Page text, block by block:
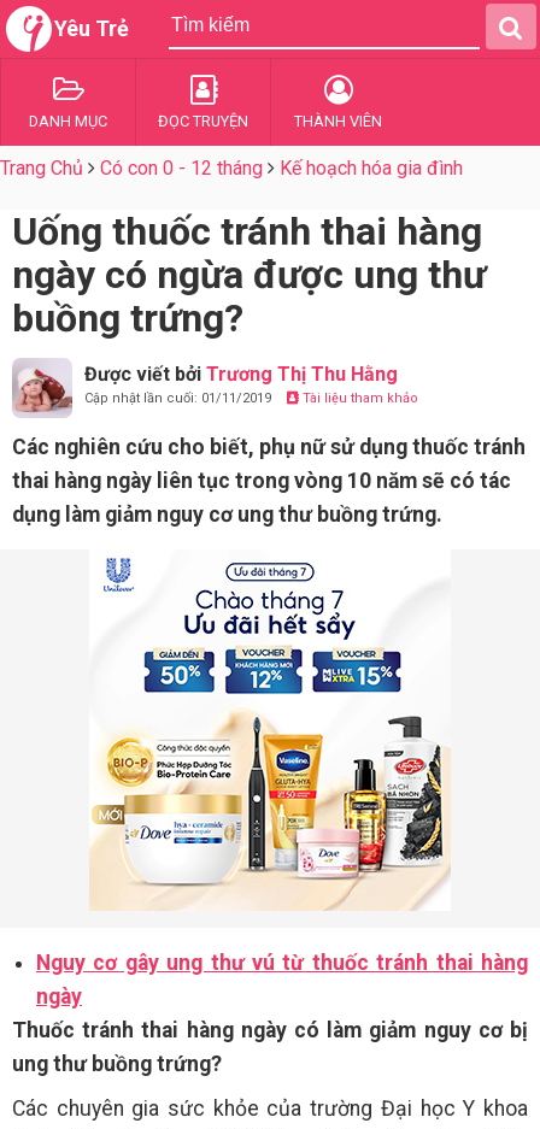
Yêu Trẻ
DANH MỤC ĐỌC TRUYỆN THÀNH VIÊN
Trang Chủ Có con 0 - 12 tháng Kế hoạch hóa gia đình
Uống thuốc tránh thai hàng
ngày có ngừa được ung thư
buồng trứng?
Được viết bởi Trương Thị Thu Hằng
Cập nhật lần cuối: 01/11/2019 Tài liệu tham khảo
Các nghiên cứu cho biết, phụ nữ sử dụng thuốc tránh
thai hàng ngày liên tục trong vòng 10 năm sẽ có tác
dụng làm giảm nguy cơ ung thư buồng trứng.
Nguy cơ gây ung thư vú từ thuốc tránh thai hàng
ngày
Thuốc tránh thai hàng ngày có làm giảm nguy cơ bị
ung thư buồng trứng?
Các chuyên gia sức khỏe của trường Đại học Y khoa